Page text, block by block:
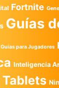
Fortnite
Guías
Guías para Jugadores
Inteligencia
Tablets